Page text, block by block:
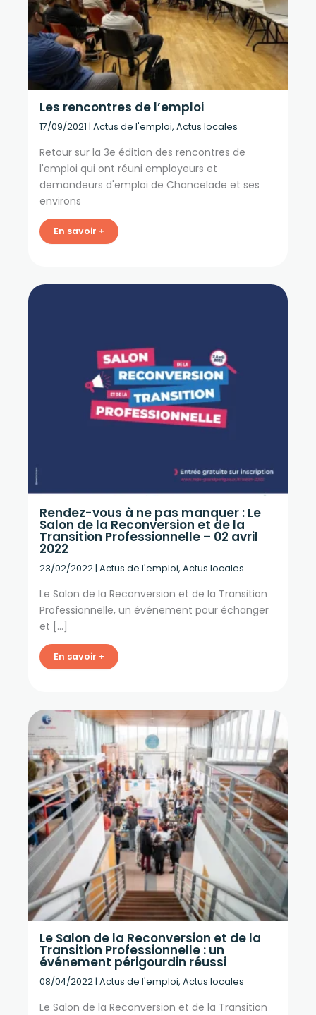
Les rencontres de l’emploi
17/09/2021 | Actus de l'emploi, Actus locales
Retour sur la 3e édition des rencontres de
l'emploi qui ont réuni employeurs et
demandeurs d'emploi de Chancelade et ses
environs
En savoir +
Rendez-vous à ne pas manquer : Le
Salon de la Reconversion et de la
Transition Professionnelle – 02 avril
2022
23/02/2022 | Actus de l'emploi, Actus locales
Le Salon de la Reconversion et de la Transition
Professionnelle, un événement pour échanger
et […]
En savoir +
Le Salon de la Reconversion et de la
Transition Professionnelle : un
événement périgourdin réussi
08/04/2022 | Actus de l'emploi, Actus locales
Le Salon de la Reconversion et de la Transition